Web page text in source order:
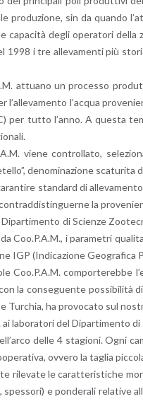
pro­du­zio­ne, sin da quan­do
ca­pa­ci­tà degli ope­ra­to­ri
i tre al­le­va­men­ti più
at­tua­no un pro­ces­so
l’al­le­va­men­to l’ac­qua
per tutto l’an­no. A que­sta
viene con­trol­la­to,
de­no­mi­na­zio­ne
stan­dard di
la
di Scien­ze
Coo.P.A.M., i pa­ra­me­tri
IGP (In­di­ca­zio­ne Geo­gra­fi­ca
Coo.P.A.M.
la con­se­guen­te
ha pro­vo­ca­to sul
ai la­bo­ra­to­ri del Di­par­ti­men­to
delle 4 sta­gio­ni. Ogni
ov­ve­ro la ta­glia
ri­le­va­te le ca­rat­te­ri­sti­che
spes­so­ri) e pon­de­ra­li